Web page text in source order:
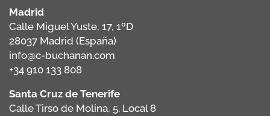
Madrid
Calle Miguel Yuste, 17, 1ºD
28037 Madrid (España)
info@c-buchanan.com
+34 910 133 808
Santa Cruz de Tenerife
Calle Tirso de Molina, 5. Local 8